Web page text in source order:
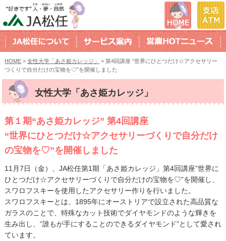
HOME >女性大学「あさ姫カレッジ」
> 第4回講座 “世界にひとつだけ☆アクセサリー
づくりで自分だけの宝物を♡”を開催しました
女性大学「あさ姫カレッジ」
第１期“あさ姫カレッジ” 第4回講座
“世界にひとつだけ☆アクセサリーづくりで自分だけ
の宝物を♡”を開催しました
11月7日（金）、JA松任第1期「あさ姫カレッジ」第4回講座”世界に
ひとつだけ☆アクセサリーづくりで自分だけの宝物を♡”を開催し、
スワロフスキーを使用したアクセサリー作りを行いました。
スワロフスキーとは、1895年にオーストリアで設立された高品質な
ガラスのことで、特殊なカット技術でダイヤモンドのような輝きを
生み出し、“誰もが手にすることのできるダイヤモンド”として愛され
ています。